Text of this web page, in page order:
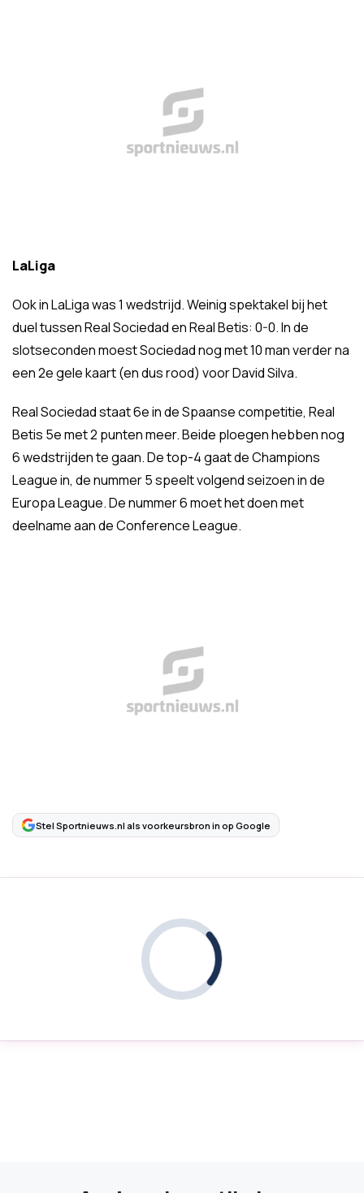
LaLiga
Ook in LaLiga was 1 wedstrijd. Weinig spektakel bij het
duel tussen Real Sociedad en Real Betis: 0-0. In de
slotseconden moest Sociedad nog met 10 man verder na
een 2e gele kaart (en dus rood) voor David Silva.
Real Sociedad staat 6e in de Spaanse competitie, Real
Betis 5e met 2 punten meer. Beide ploegen hebben nog
6 wedstrijden te gaan. De top-4 gaat de Champions
League in, de nummer 5 speelt volgend seizoen in de
Europa League. De nummer 6 moet het doen met
deelname aan de Conference League.
Stel Sportnieuws.nl als voorkeursbron in op Google